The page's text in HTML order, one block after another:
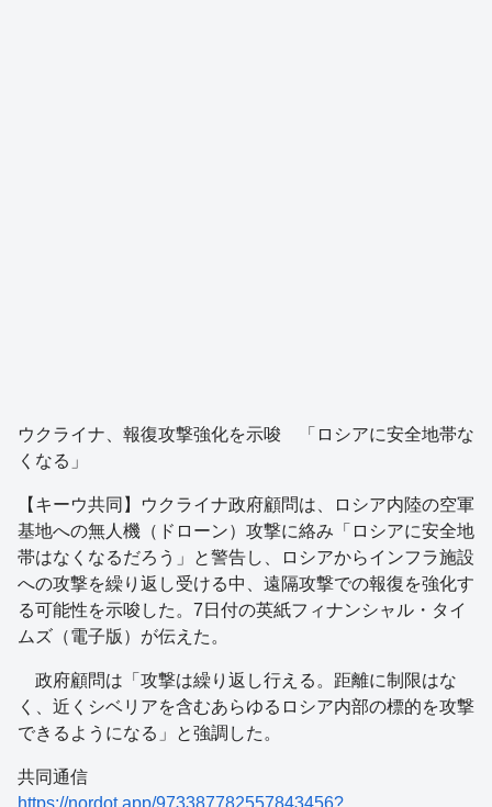
ウクライナ、報復攻撃強化を示唆 「ロシアに安全地帯な
くなる」
【キーウ共同】ウクライナ政府顧問は、ロシア内陸の空軍
基地への無人機（ドローン）攻撃に絡み「ロシアに安全地
帯はなくなるだろう」と警告し、ロシアからインフラ施設
への攻撃を繰り返し受ける中、遠隔攻撃での報復を強化す
る可能性を示唆した。7日付の英紙フィナンシャル・タイ
ムズ（電子版）が伝えた。
政府顧問は「攻撃は繰り返し行える。距離に制限はな
く、近くシベリアを含むあらゆるロシア内部の標的を攻撃
できるようになる」と強調した。
共同通信